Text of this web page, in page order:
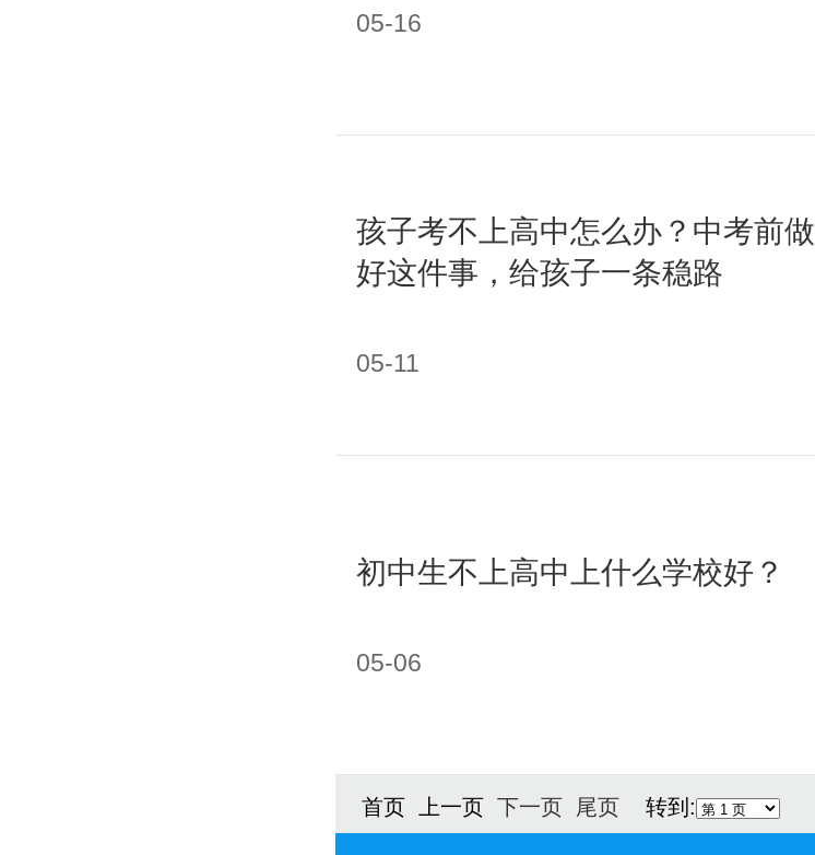
05-16
孩子考不上高中怎么办？中考前做
好这件事，给孩子一条稳路
05-11
初中生不上高中上什么学校好？
05-06
首页 上一页 下一页 尾页 转到: